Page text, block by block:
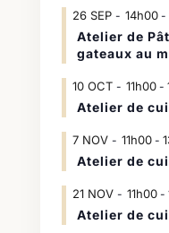
26 SEP 14h00-
Atelier de
gateaux au
10 OCT 11h00-
Atelier de
7 NOV 11h00-
Atelier de
21 NOV 11h00-
Atelier de